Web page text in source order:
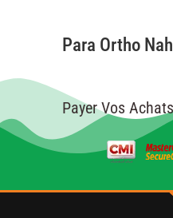
Para Ortho
Payer Vos